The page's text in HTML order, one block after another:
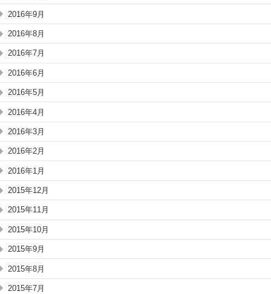
2016年9月
2016年8月
2016年7月
2016年6月
2016年5月
2016年4月
2016年3月
2016年2月
2016年1月
2015年12月
2015年11月
2015年10月
2015年9月
2015年8月
2015年7月